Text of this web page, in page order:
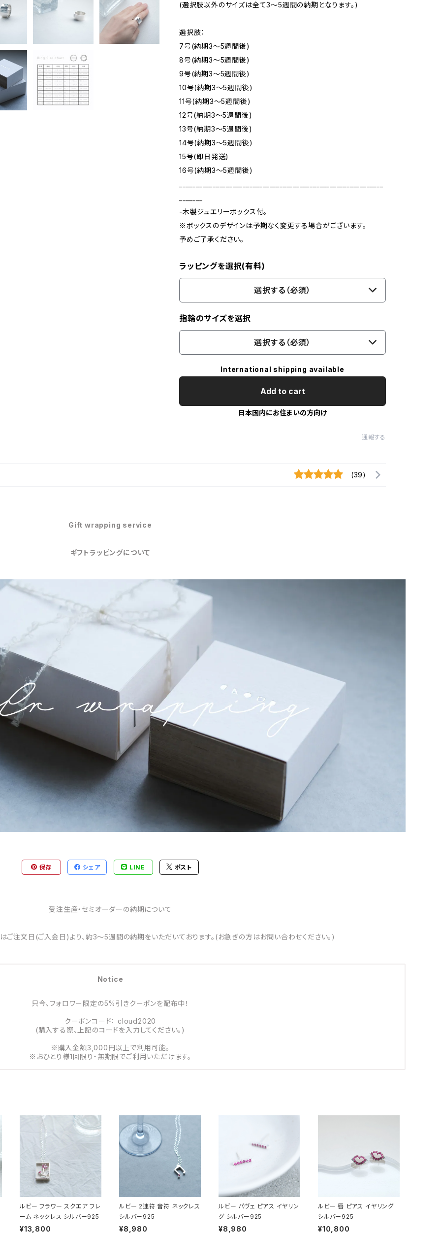
(選択肢以外のサイズは全て3～5週間の納期となります。)
選択肢：
7号(納期3～5週間後)
8号(納期3～5週間後)
9号(納期3～5週間後)
10号(納期3～5週間後)
11号(納期3～5週間後)
12号(納期3～5週間後)
13号(納期3～5週間後)
14号(納期3～5週間後)
15号(即日発送)
16号(納期3～5週間後)
-木製ジュエリーボックス付。
※ボックスのデザインは予期なく変更する場合がございます。
予めご了承ください。
ラッピングを選択(有料)
選択する（必須）
指輪のサイズを選択
選択する（必須）
International shipping available
Add to cart
日本国内にお住まいの方向け
通報する
(39)
Gift wrapping service
ギフトラッピングについて
保存 シェア LINE ポスト
受注生産・セミオーダーの納期について
ご注文日(ご入金日)より、約3～5週間の納期をいただいております。(お急ぎの方はお問い合わせください。)
Notice
只今、フォロワー限定の5%引きクーポンを配布中！
クーポンコード： cloud2020
(購入する際、上記のコードを入力してください。)
※購入金額3,000円以上で利用可能。
※おひとり様1回限り・無期限でご利用いただけます。
ルビー フラワー スクエア フレ
ーム ネックレス シルバー925
¥13,800
ルビー 2連符 音符 ネックレス
シルバー925
¥8,980
ルビー パヴェ ピアス イヤリン
グ シルバー925
¥8,980
ルビー 唇 ピアス イヤリング
シルバー925
¥10,800